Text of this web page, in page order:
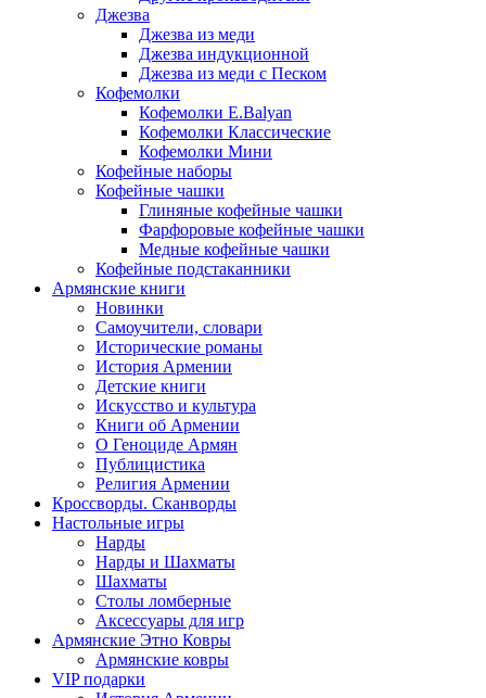
Джезва
Джезва из меди
Джезва индукционной
Джезва из меди с Песком
Кофемолки
Кофемолки E.Balyan
Кофемолки Классические
Кофемолки Мини
Кофейные наборы
Кофейные чашки
Глиняные кофейные чашки
Фарфоровые кофейные чашки
Медные кофейные чашки
Кофейные подстаканники
Армянские книги
Новинки
Самоучители, словари
Исторические романы
История Армении
Детские книги
Иcкусство и культура
Книги об Армении
О Геноциде Армян
Публицистика
Религия Армении
Кроссворды. Сканворды
Настольные игры
Нарды
Нарды и Шахматы
Шахматы
Столы ломберные
Аксессуары для игр
Армянские Этно Ковры
Армянские ковры
VIP подарки